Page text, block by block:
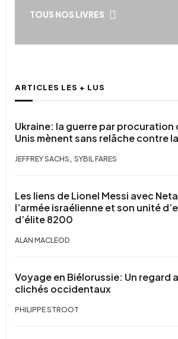
TOUS NOS LIVRES
ARTICLES LES + LUS
Ukraine: la guerre par procuration
Unis mènent sans relâche contre
JEFFREY SACHS , SYBIL FARES
Les liens de Lionel Messi avec
l’armée israélienne et son unité
d’élite 8200
ALAN MACLEOD
Voyage en Biélorussie: Un regard
clichés occidentaux
PHILIPPE STROOT